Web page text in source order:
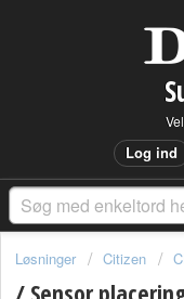
Log ind
Løsninger Citizen